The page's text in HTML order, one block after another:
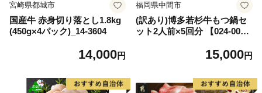
宮崎県都城市
国産牛 赤身切り落とし1.8kg
(450g×4パック)_14-3604
14,000円
福岡県中間市
(訳あり)博多若杉牛もつ鍋セ
ット2人前×5回分 【024-002
15,000円